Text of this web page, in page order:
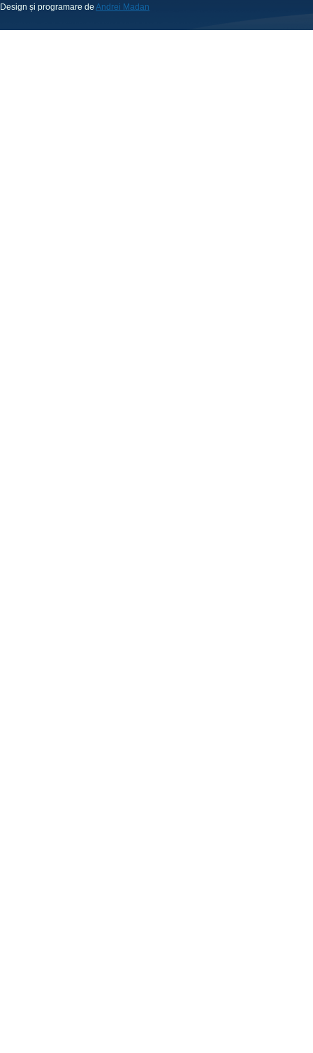
Design și programare de Andrei Madan